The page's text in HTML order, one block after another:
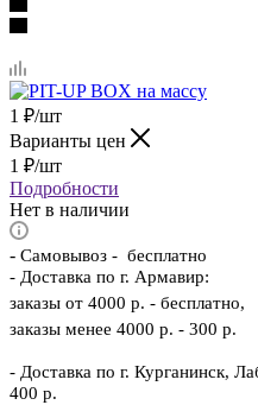
1 ₽/шт
Варианты цен
1 ₽/шт
Подробности
Нет в наличии
- Самовывоз - бесплатно
- Доставка по г. Армавир:
заказы от 4000 р. - бесплатно,
заказы менее 4000 р. - 300 р.
- Доставка по г. Курганинск,
400 р.